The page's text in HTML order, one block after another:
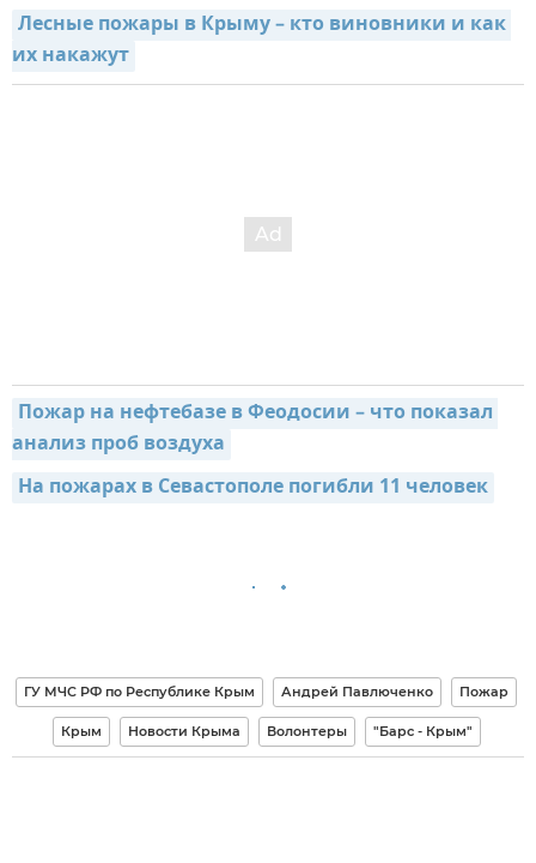
Лесные пожары в Крыму – кто виновники и как
их накажут
Пожар на нефтебазе в Феодосии – что показал
анализ проб воздуха
На пожарах в Севастополе погибли 11 человек
ГУ МЧС РФ по Республике Крым Андрей Павлюченко Пожар
Крым Новости Крыма Волонтеры "Барс - Крым"